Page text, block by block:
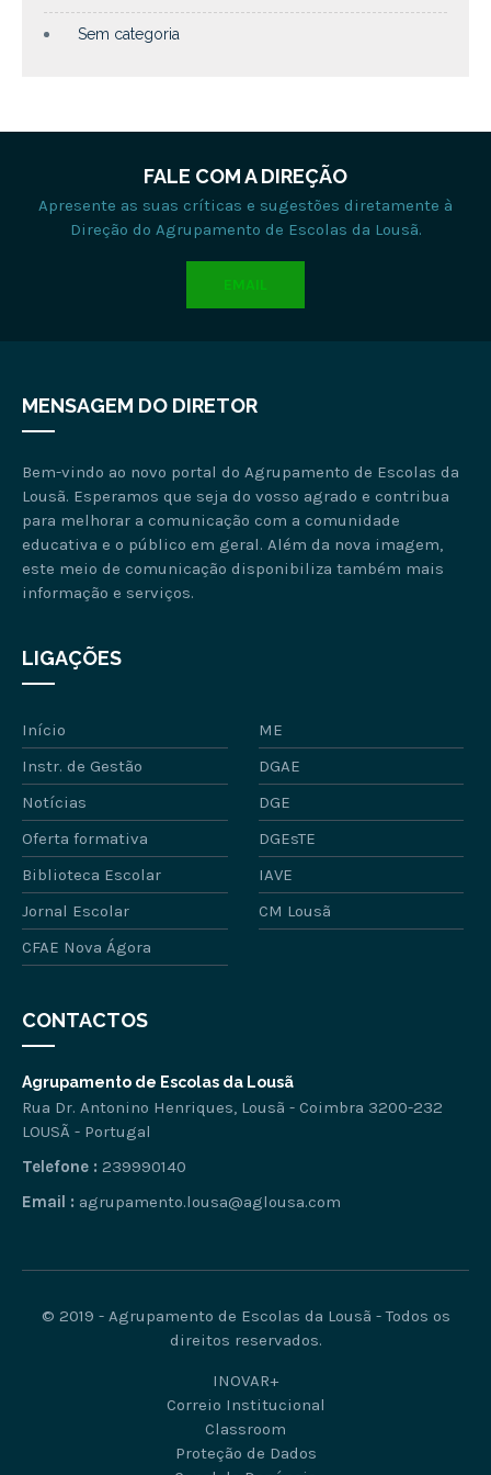
Sem categoria
FALE COM A DIREÇÃO
Apresente as suas críticas e sugestões diretamente à
Direção do Agrupamento de Escolas da Lousã.
EMAIL
MENSAGEM DO DIRETOR
Bem-vindo ao novo portal do Agrupamento de Escolas da
Lousã. Esperamos que seja do vosso agrado e contribua
para melhorar a comunicação com a comunidade
educativa e o público em geral. Além da nova imagem,
este meio de comunicação disponibiliza também mais
informação e serviços.
LIGAÇÕES
Início
ME
Instr. de Gestão
DGAE
Notícias
DGE
Oferta formativa
DGEsTE
Biblioteca Escolar
IAVE
Jornal Escolar
CM Lousã
CFAE Nova Ágora
CONTACTOS
Agrupamento de Escolas da Lousã
Rua Dr. Antonino Henriques, Lousã - Coimbra 3200-232
LOUSÃ - Portugal
Telefone : 239990140
Email : agrupamento.lousa@aglousa.com
© 2019 - Agrupamento de Escolas da Lousã - Todos os
direitos reservados.
INOVAR+
Correio Institucional
Classroom
Proteção de Dados